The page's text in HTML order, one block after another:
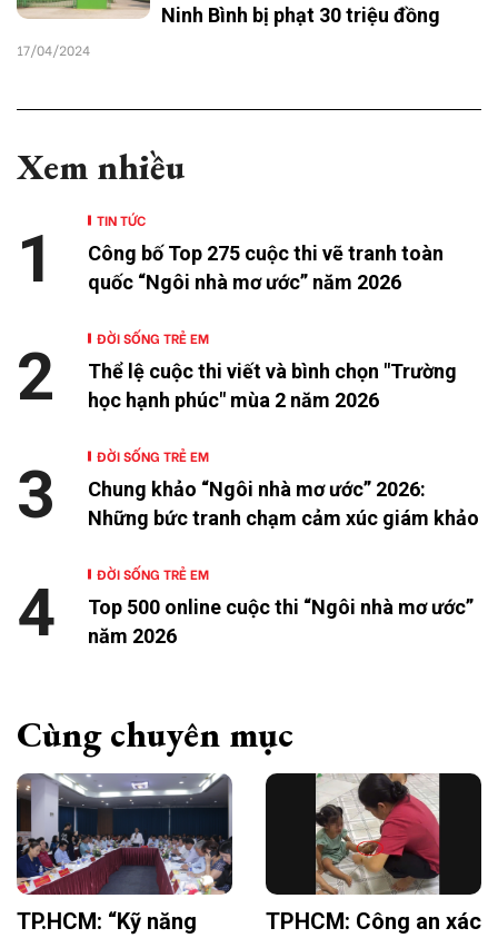
Ninh Bình bị phạt 30 triệu đồng
17/04/2024
Xem nhiều
TIN TỨC
Công bố Top 275 cuộc thi vẽ tranh toàn
quốc “Ngôi nhà mơ ước” năm 2026
1
ĐỜI SỐNG TRẺ EM
Thể lệ cuộc thi viết và bình chọn "Trường
học hạnh phúc" mùa 2 năm 2026
2
ĐỜI SỐNG TRẺ EM
Chung khảo “Ngôi nhà mơ ước” 2026:
Những bức tranh chạm cảm xúc giám khảo
3
ĐỜI SỐNG TRẺ EM
Top 500 online cuộc thi “Ngôi nhà mơ ước”
năm 2026
4
Cùng chuyên mục
TP.HCM: “Kỹ năng
TPHCM: Công an xác